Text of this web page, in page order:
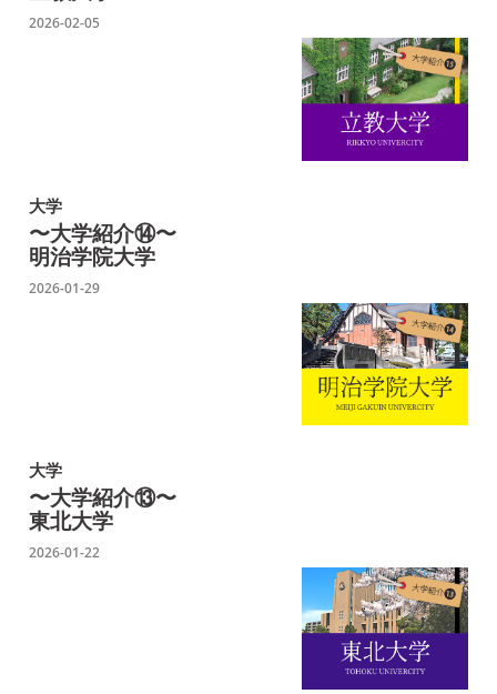
2026-02-05
大学
〜大学紹介⑭〜
明治学院大学
2026-01-29
大学
〜大学紹介⑬〜
東北大学
2026-01-22